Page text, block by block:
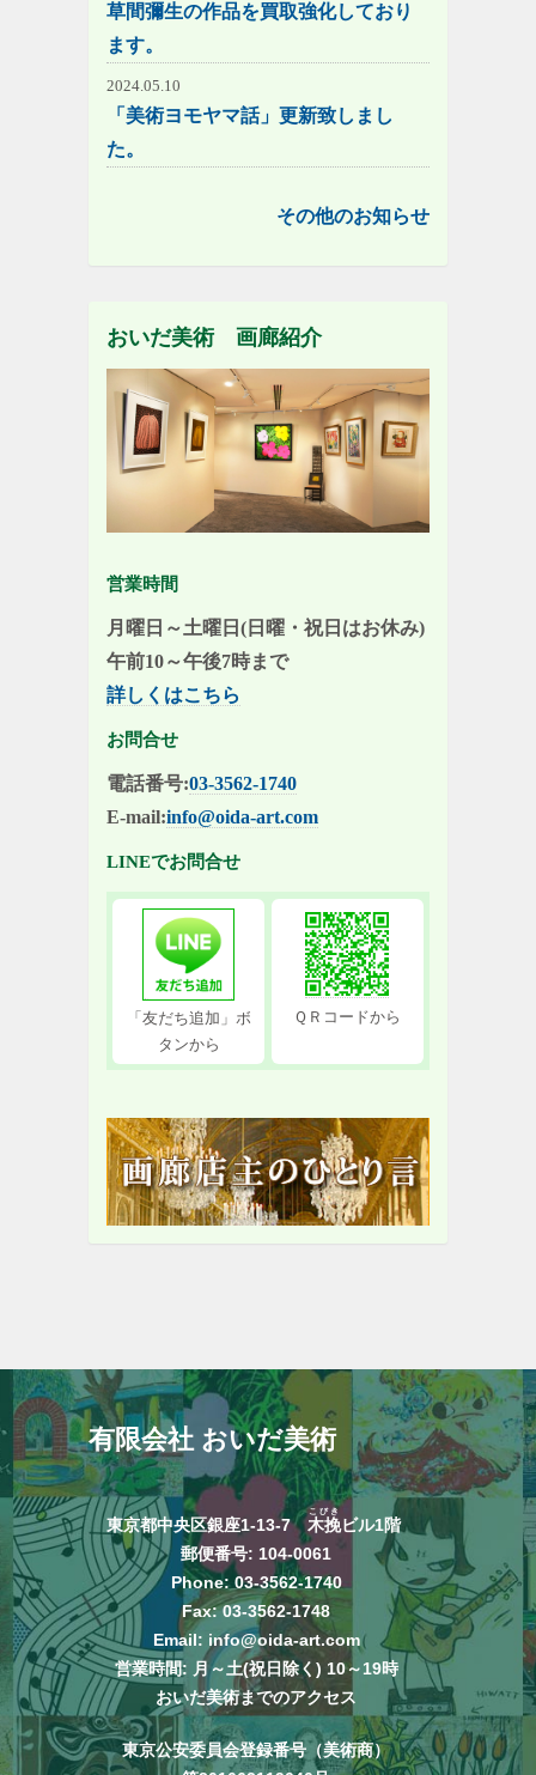
草間彌生の作品を買取強化しており
ます。
2024.05.10
「美術ヨモヤマ話」更新致しまし
た。
その他のお知らせ
おいだ美術 画廊紹介
営業時間
月曜日～土曜日(日曜・祝日はお休み)
午前10～午後7時まで
詳しくはこちら
お問合せ
電話番号:03-3562-1740
E-mail:info@oida-art.com
LINEでお問合せ
「友だち追加」ボ
タンから
ＱＲコードから
有限会社 おいだ美術
東京都中央区銀座1-13-7木挽
こびき
ビル1階
郵便番号: 104-0061
Phone: 03-3562-1740
Fax: 03-3562-1748
Email: info@oida-art.com
営業時間: 月～土(祝日除く) 10～19時
おいだ美術までのアクセス
東京公安委員会登録番号（美術商）